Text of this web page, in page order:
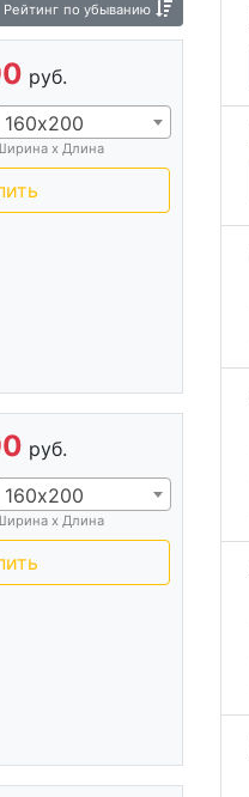
Рейтинг по убыванию
руб.
160х200
х Длина
руб.
160х200
х Длина